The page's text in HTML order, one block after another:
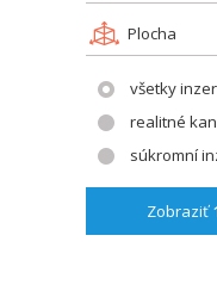
Plocha
všetky
realitné
súkromní
Zobraziť